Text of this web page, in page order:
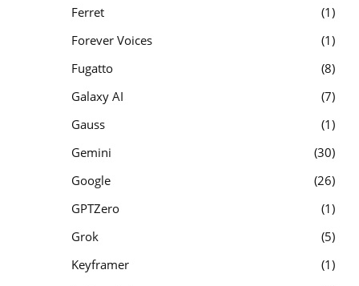
Ferret
1
Forever Voices
1
Fugatto
8
Galaxy AI
7
Gauss
1
Gemini
30
Google
26
GPTZero
1
Grok
5
Keyframer
1